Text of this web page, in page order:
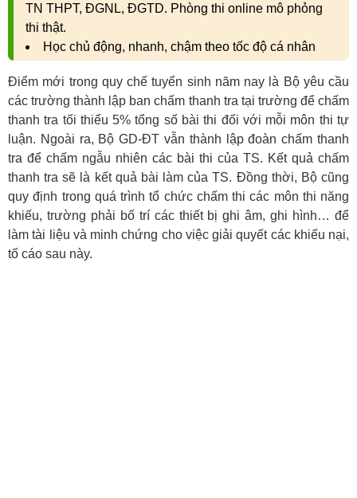
TN THPT, ĐGNL, ĐGTD. Phòng thi online mô phỏng
thi thật.
Học chủ động, nhanh, chậm theo tốc độ cá nhân
Điểm mới trong quy chế tuyển sinh năm nay là Bộ yêu cầu
các trường thành lập ban chấm thanh tra tại trường để chấm
thanh tra tối thiểu 5% tổng số bài thi đối với mỗi môn thi tự
luận. Ngoài ra, Bộ GD-ĐT vẫn thành lập đoàn chấm thanh
tra để chấm ngẫu nhiên các bài thi của TS. Kết quả chấm
thanh tra sẽ là kết quả bài làm của TS. Đồng thời, Bộ cũng
quy định trong quá trình tổ chức chấm thi các môn thi năng
khiếu, trường phải bố trí các thiết bị ghi âm, ghi hình… để
làm tài liệu và minh chứng cho việc giải quyết các khiếu nại,
tố cáo sau này.